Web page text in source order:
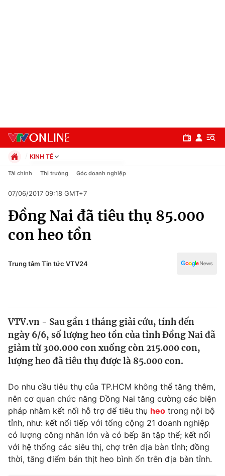
Chuyên mục
Chính trị
Thế giới
Tin tức
Thế giới đó đây
Câu chuyện quốc tế
Tài chính
Thị trường
Góc doanh nghiệp
Dữ liệu và đời sống
Truyền hình
Phim VTV
Giải trí
KINH TẾ
Chính trị
Pháp luật
Kinh tế
Thể thao
Truyền hình
Y tế
Tài chính Thị trường Góc doanh nghiệp
07/06/2017 09:18 GMT+7
Đồng Nai đã tiêu thụ 85.000
con heo tồn
Trung tâm Tin tức VTV24
VTV.vn - Sau gần 1 tháng giải cứu, tính đến
ngày 6/6, số lượng heo tồn của tỉnh Đồng Nai đã
giảm từ 300.000 con xuống còn 215.000 con,
lượng heo đã tiêu thụ được là 85.000 con.
Do nhu cầu tiêu thụ của TP.HCM không thể tăng thêm,
nên cơ quan chức năng Đồng Nai tăng cường các biện
pháp nhằm kết nối hỗ trợ để tiêu thụ heo trong nội bộ
tỉnh, như: kết nối tiếp với tổng cộng 21 doanh nghiệp
có lượng công nhân lớn và có bếp ăn tập thể; kết nối
với hệ thống các siêu thị, chợ trên địa bàn tỉnh; đồng
thời, tăng điểm bán thịt heo bình ổn trên địa bàn tỉnh.